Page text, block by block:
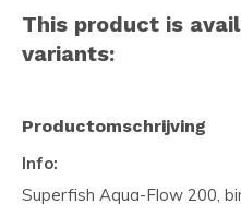
This product is
variants:
Productomschrijving
Info:
Superfish Aqua-Flow 200,